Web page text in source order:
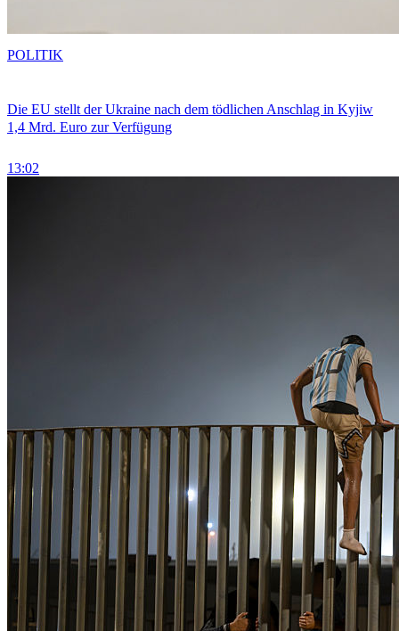
Die EU stellt der Ukraine nach dem tödlichen Anschlag in Kyjiw
1,4 Mrd. Euro zur Verfügung
13:02
POLITIK